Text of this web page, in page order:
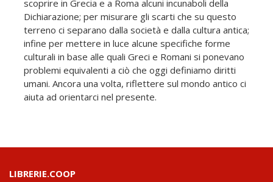
scoprire in Grecia e a Roma alcuni incunaboli della
Dichiarazione; per misurare gli scarti che su questo
terreno ci separano dalla società e dalla cultura antica;
infine per mettere in luce alcune specifiche forme
culturali in base alle quali Greci e Romani si ponevano
problemi equivalenti a ciò che oggi definiamo diritti
umani. Ancora una volta, riflettere sul mondo antico ci
aiuta ad orientarci nel presente.
LIBRERIE.COOP